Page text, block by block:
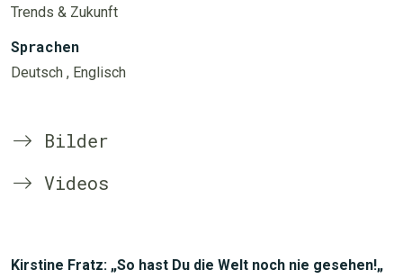
Trends & Zukunft
Sprachen
Deutsch , Englisch
Bilder
Videos
Kirstine Fratz: „So hast Du die Welt noch nie gesehen!„